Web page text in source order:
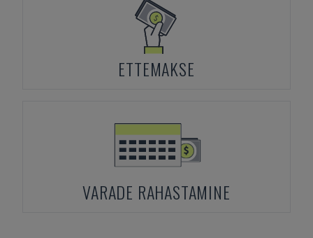
ETTEMAKSE
VARADE RAHASTAMINE